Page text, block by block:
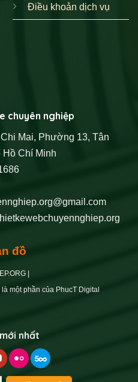
Điều khoản dịch vụ
chuyên nghiệp
Mai, Phường 13, Tân
Hồ Chí Minh
đồ
|
một phần của PhucT Digital
nhất